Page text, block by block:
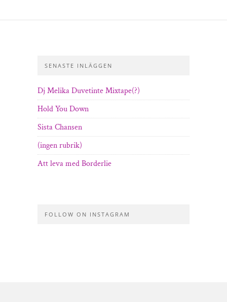
SENASTE INLÄGGEN
Dj Melika Duvetinte Mixtape(?)
Hold You Down
Sista Chansen
(ingen rubrik)
Att leva med Borderlie
FOLLOW ON INSTAGRAM